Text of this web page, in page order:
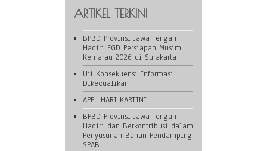
ARTIKEL TERKINI
BPBD Provinsi Jawa Tengah
Hadiri FGD Persiapan Musim
Kemarau 2026 di Surakarta
Uji Konsekuensi Informasi
Dikecualikan
APEL HARI KARTINI
BPBD Provinsi Jawa Tengah
Hadiri dan Berkontribusi dalam
Penyusunan Bahan Pendamping
SPAB